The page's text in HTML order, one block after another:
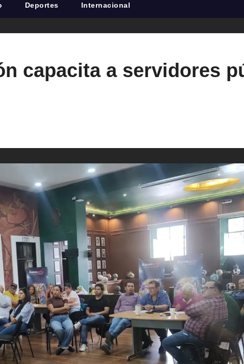
Deportes Internacional
capacita a servidores